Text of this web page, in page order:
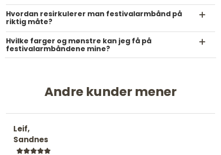
Hvordan resirkulerer man festivalarmbånd på
riktig måte?
Hvilke farger og mønstre kan jeg få på
festivalarmbåndene mine?
Andre kunder mener
Leif,
Sandnes